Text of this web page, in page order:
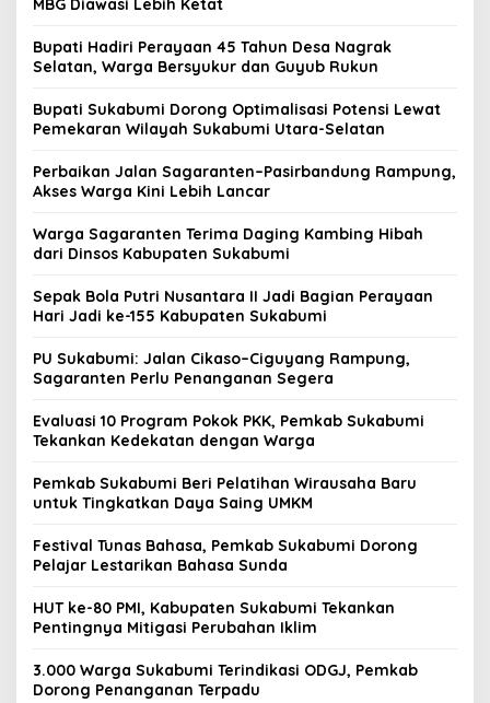
MBG Diawasi Lebih Ketat
Bupati Hadiri Perayaan 45 Tahun Desa Nagrak
Selatan, Warga Bersyukur dan Guyub Rukun
Bupati Sukabumi Dorong Optimalisasi Potensi Lewat
Pemekaran Wilayah Sukabumi Utara-Selatan
Perbaikan Jalan Sagaranten–Pasirbandung Rampung,
Akses Warga Kini Lebih Lancar
Warga Sagaranten Terima Daging Kambing Hibah
dari Dinsos Kabupaten Sukabumi
Sepak Bola Putri Nusantara II Jadi Bagian Perayaan
Hari Jadi ke-155 Kabupaten Sukabumi
PU Sukabumi: Jalan Cikaso–Ciguyang Rampung,
Sagaranten Perlu Penanganan Segera
Evaluasi 10 Program Pokok PKK, Pemkab Sukabumi
Tekankan Kedekatan dengan Warga
Pemkab Sukabumi Beri Pelatihan Wirausaha Baru
untuk Tingkatkan Daya Saing UMKM
Festival Tunas Bahasa, Pemkab Sukabumi Dorong
Pelajar Lestarikan Bahasa Sunda
HUT ke-80 PMI, Kabupaten Sukabumi Tekankan
Pentingnya Mitigasi Perubahan Iklim
3.000 Warga Sukabumi Terindikasi ODGJ, Pemkab
Dorong Penanganan Terpadu